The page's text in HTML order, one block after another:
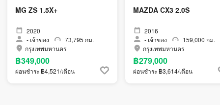
MG ZS 1.5X+
2020
- เจ้าของ
73,795 กม.
กรุงเทพมหานคร
฿349,000
ผ่อนชำระ ฿4,521/เดือน
MAZDA CX3 2.0S
2016
- เจ้าของ
159,000 กม.
กรุงเทพมหานคร
฿279,000
ผ่อนชำระ ฿3,614/เดือน